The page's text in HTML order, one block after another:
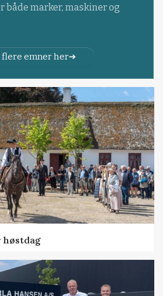
både marker, maskiner og
flere emner her